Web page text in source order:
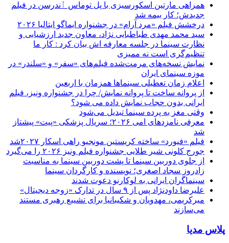
همراهی مارتین اسکورسیزی با پل توماس ٱندرسن در فیلم
جدیدش؛ کار بیمه شد
درخشش فیلم «مرد آرام» در جشنواره ایماگو ایتالیا ۲۰۲۶
سید محمد مهدی طباطبایی نژاد، معاون جدید ارزشیابی و
نظارت سینما در جلسه معارفه اش بیان کرد : کار ما
تنظیم‌گری است نه ممیزی
نمایش نسخه‌های مرمت‌شده فیلم‌های «سفر» و «سلندر» در
موزه سینمای ایران
اعلام زمان تعطیلی سینماها همزمان با اربعین
از پروانه ساخت تا پروانه نمایش/ چرا در جشنواره ونیز، فیلم
ایرانی بدون حجاب نمایش داده می شود؟
وقتی مغز به پرده سینما تبدیل می‌شود
معرفی نامزدهای امی ۲۰۲۶؛ سریال پزشکی «پیت» پیشتاز
شد
فیلم «فیورد» ساخته کریستین مونجیو راهی اسکار ۲۰۲۷شد
جورج کلونی شیر طلایی جشنواره فیلم ونیز ۲۰۲۶ را می‌گیرد
از جلوی دوربین سینما تا پشت دوربین سینما به مناسبت
زادروز سجاد اصغری؛ نویسنده و کارگردان سینما
سینماگران ایرانی به لوکارنو دعوت شدند
علیرضا داودنژاد پس از ۹ سال در تدارک «زوجه دیجیتال»
میرکریمی، مهدویان و شکیبانیا برای تشییع رهبری مستند
می‌سازند
پلاس مدیا